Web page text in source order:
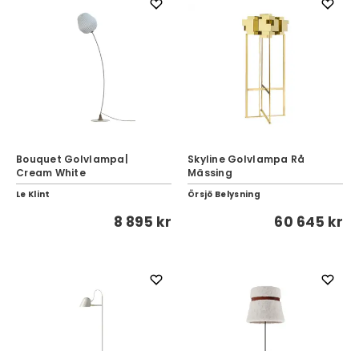
Bouquet Golvlampa|
Cream White
Le Klint
8 895 kr
Skyline Golvlampa Rå
Mässing
Örsjö Belysning
60 645 kr